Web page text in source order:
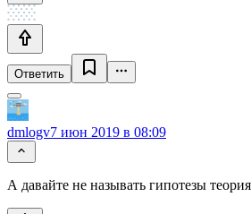
Ответить
dmlogv7 июн 2019 в 08:09
А давайте не называть гипотезы